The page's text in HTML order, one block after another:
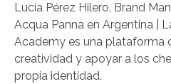
Lucía Pérez Hilero, Brand
Acqua Panna en Argentina |
Academy es una plataforma
creatividad y apoyar a los
propia identidad.